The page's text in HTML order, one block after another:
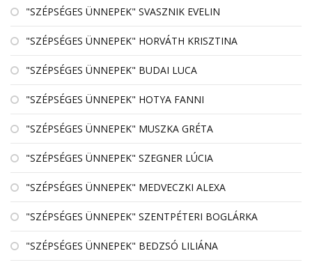
"SZÉPSÉGES ÜNNEPEK" SVASZNIK EVELIN
"SZÉPSÉGES ÜNNEPEK" HORVÁTH KRISZTINA
"SZÉPSÉGES ÜNNEPEK" BUDAI LUCA
"SZÉPSÉGES ÜNNEPEK" HOTYA FANNI
"SZÉPSÉGES ÜNNEPEK" MUSZKA GRÉTA
"SZÉPSÉGES ÜNNEPEK" SZEGNER LÚCIA
"SZÉPSÉGES ÜNNEPEK" MEDVECZKI ALEXA
"SZÉPSÉGES ÜNNEPEK" SZENTPÉTERI BOGLÁRKA
"SZÉPSÉGES ÜNNEPEK" BEDZSÓ LILIÁNA